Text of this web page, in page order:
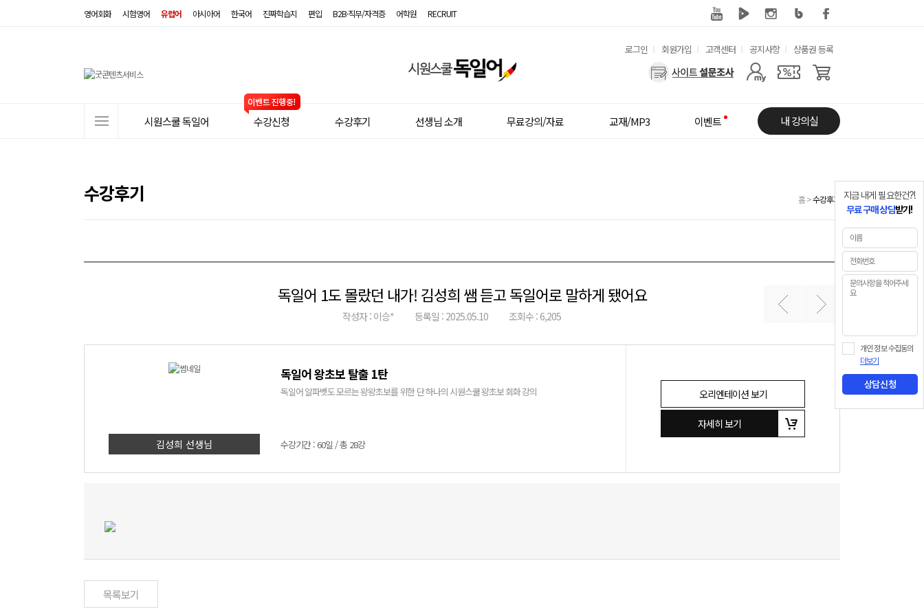
영어회화 시험영어 유럽어 아시아어 한국어 진짜학습지 편입 B2B·직무/자격증 어학원 RECRUIT
유
뉴
로그인 회원가입 고객센터 공지사항 상품권 등록
사
메
뉴
시원스쿨 독일어 수강신청 수강후기 선생님 소개 무료강의/자료 교재/MP3 이벤트 내 강의실
수강후기 홈>수강후기
독일어 1도 몰랐던 내가! 김성희 쌤 듣고 독일어로 말하게 됐어요
작성자 : 이승* 등록일 : 2025.05.10 조회수 : 6,205
김성희 선생님
독일어 왕초보 탈출 1탄
독일어 알파벳도 모르는 왕왕초보를 위한 단 하나의 시원스쿨 왕초보 회화 강의
수강기간 : 60일 / 총 28강
오리엔테이션 보기
자세히 보기
목록보기
지금 내게 필요한건?!
무료 구매 상담받기!
개인 정보 수집동의
더보기
상담신청